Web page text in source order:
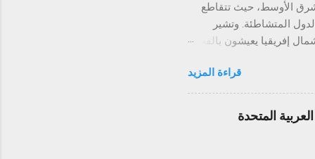
الأوسط، حيث تتقاطع
المتشاطئة. وتشير
الأوسط وشمال إفريقيا يعيشون بالفعل
الذي كان يُعرف تاريخيًا
ملف المياه. فبحسب وزارة
العراقية، انخفضت تدفقات نهري دجلة والفرات بنسبة تقارب 50% مقارنةً بما كانت عليه قبل نحو
مسبوق، لتصل إلى نصف
قراءة المزيد
المتحدة